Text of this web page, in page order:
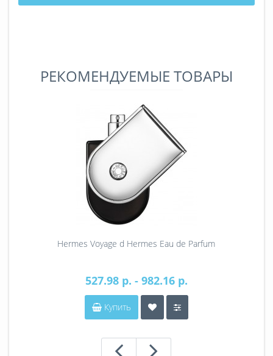
РЕКОМЕНДУЕМЫЕ ТОВАРЫ
Hermes Voyage d Hermes Eau de Parfum
527.98 р. - 982.16 р.
Купить